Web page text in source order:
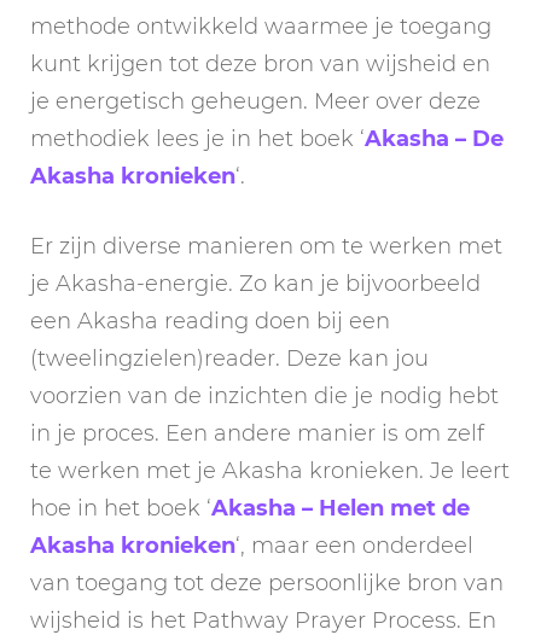
methode ontwikkeld waarmee je toegang
kunt krijgen tot deze bron van wijsheid en
je energetisch geheugen. Meer over deze
methodiek lees je in het boek ‘Akasha – De
Akasha kronieken‘.
Er zijn diverse manieren om te werken met
je Akasha-energie. Zo kan je bijvoorbeeld
een Akasha reading doen bij een
(tweelingzielen)reader. Deze kan jou
voorzien van de inzichten die je nodig hebt
in je proces. Een andere manier is om zelf
te werken met je Akasha kronieken. Je leert
hoe in het boek ‘Akasha – Helen met de
Akasha kronieken‘, maar een onderdeel
van toegang tot deze persoonlijke bron van
wijsheid is het Pathway Prayer Process. En